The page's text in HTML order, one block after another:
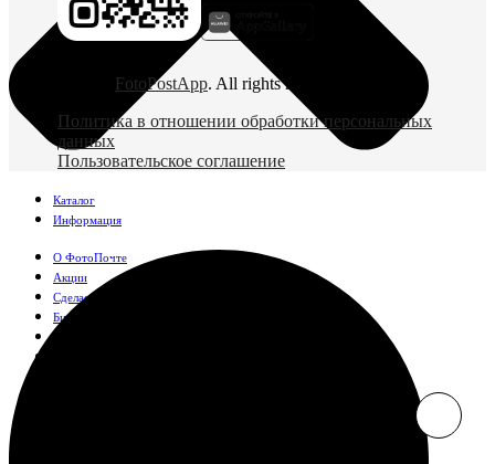
FotoPostApp. All rights reserved
Политика в отношении обработки персональных
данных
Пользовательское соглашение
Каталог
Информация
О ФотоПочте
Акции
Сделаем за вас
Бизнесу